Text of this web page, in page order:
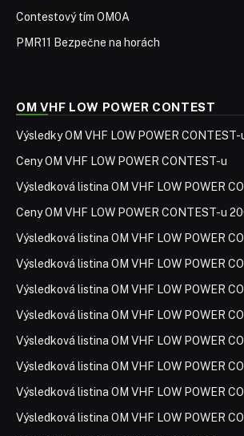
Contestový tím OM0A
PMR11 Bezpečne na horách
OM VHF LOW POWER CONTEST
Výsledky OM VHF LOW POWER
Ceny OM VHF LOW POWER CONTEST-u
Výsledková listina OM VHF LOW POWER
Ceny OM VHF LOW POWER CONTEST-u
Výsledková listina OM VHF LOW POWER
Výsledková listina OM VHF LOW POWER
Výsledková listina OM VHF LOW POWER
Výsledková listina OM VHF LOW POWER
Výsledková listina OM VHF LOW POWER
Výsledková listina OM VHF LOW POWER
Výsledková listina OM VHF LOW POWER
Výsledková listina OM VHF LOW POWER